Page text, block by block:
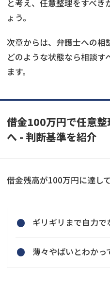
と考え、任意整理をすべき
ょう。
次章からは、弁護士への相
どのような状態なら相談
ます。
借金100万円で任意
へ - 判断基準を紹介
借金残高が100万円に達し
ギリギリまで自力で
薄々やばいとわか